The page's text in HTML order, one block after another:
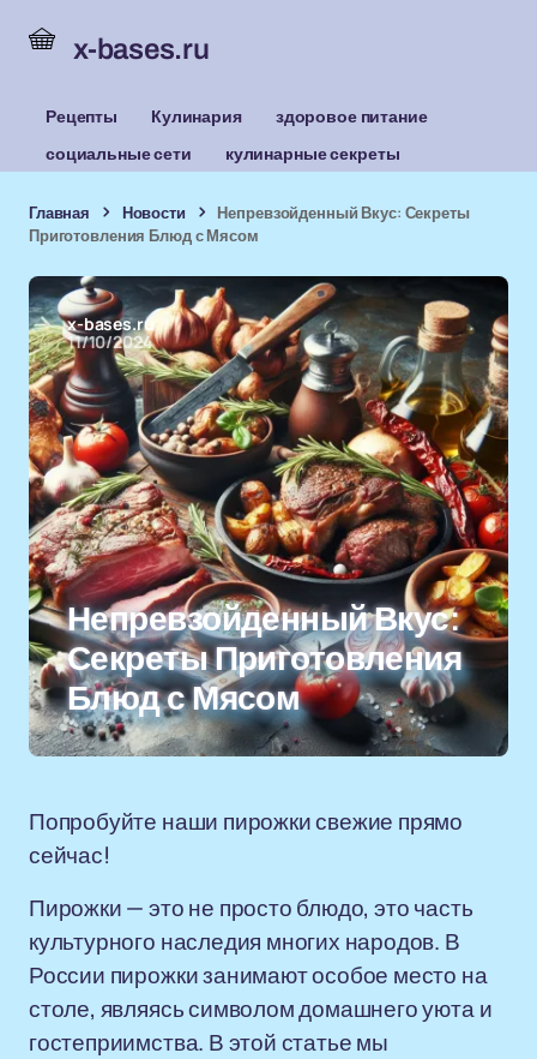
x-bases.ru
Рецепты Кулинария
здоровое питание
социальные сети
кулинарные секреты
Главная Новости
Непревзойденный Вкус: Секреты
Приготовления Блюд с Мясом
x-bases.ru
11/10/2024
Непревзойденный Вкус:
Секреты Приготовления
Блюд с Мясом
Попробуйте наши пирожки свежие прямо
сейчас!
Пирожки — это не просто блюдо, это часть
культурного наследия многих народов. В
России пирожки занимают особое место на
столе, являясь символом домашнего уюта и
гостеприимства. В этой статье мы